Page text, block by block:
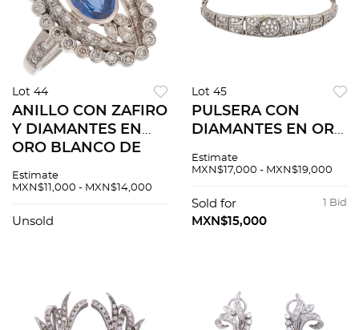
Lot 44
ANILLO CON ZAFIRO
Y DIAMANTES EN
ORO BLANCO DE
oval ~0.80 ct y
brillante ~0.40 ct
Estimate
MXN$11,000 - MXN$14,000
Unsold
Lot 45
PULSERA CON
DIAMANTES EN ORO
Diamantes corte
holandesa y 8x8
~0.45 ct. Peso: 9.8 g
Estimate
MXN$17,000 - MXN$19,000
1 Bid
Sold for
MXN$15,000